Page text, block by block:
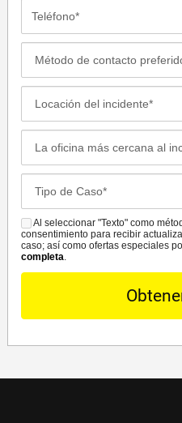
Contacto
Preferido
incidente
más
cercana
al
incidente*
Details*
SMSAl seleccionar "Texto" como
consentimiento para recibir
caso; así como ofertas especiales
completa.